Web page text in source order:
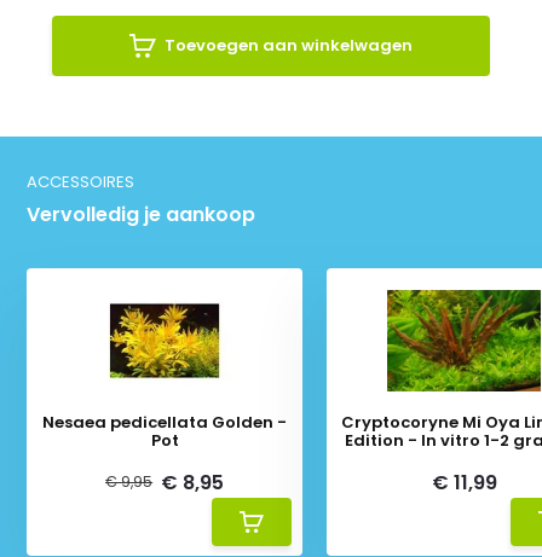
Toevoegen aan winkelwagen
ACCESSOIRES
Vervolledig je aankoop
Nesaea pedicellata Golden -
Pot
€ 9,95 € 8,95
Cryptocoryne Mi Oya
Edition - In vitro 1-2
€ 11,99